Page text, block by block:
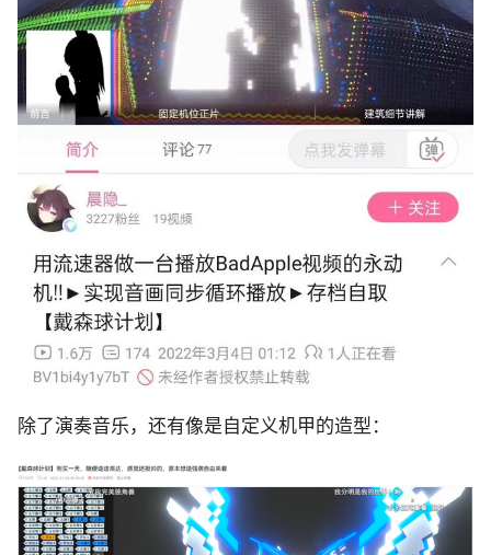
除了演奏音乐，还有像是自定义机甲的造型：